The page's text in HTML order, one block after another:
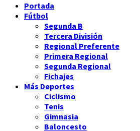
Portada
Fútbol
Segunda B
Tercera División
Regional Preferente
Primera Regional
Segunda Regional
Fichajes
Más Deportes
Ciclismo
Tenis
Gimnasia
Baloncesto